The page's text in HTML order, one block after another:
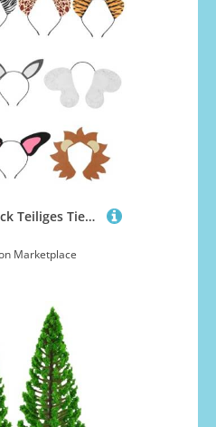
Beatifufu 10 Stück Teiliges Tier ohren Haarreif Stabile Rahmen Langlebig und Bequem Einfach zu Tragen für Karneval Party und Kostümveranstaltungen Niedliche Hasen Giraffenohren Mix
Marketplace